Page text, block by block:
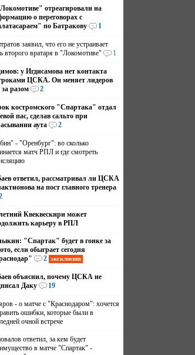
отреагировали на
о переговорах с
по Батракову
1
заявил, что его не устраивает
второго вратаря в "Локомотиве"
1
у Игдисамова нет контакта
ЦСКА. Он меняет лидеров
за разом
2
костромского "Спартака" отдал
пас, сделав сальто при
аута
2
- "Оренбург": во сколько
матч РПЛ и где смотреть
ответил, рассматривал ли ЦСКА
на пост главного тренера
Квеквескири может
карьеру в РПЛ
"Спартак" будет в гонке за
если обыграет сегодня
2 эксклюзив
объяснил, почему ЦСКА не
Даку
19
- о матче с "Краснодаром": хочется
ошибки, которые были в
очной встрече
ответил, за кем будет
в матче "Спартак" -